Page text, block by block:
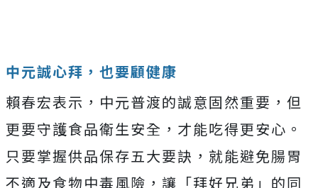
中元誠心拜，也要顧健康
賴春宏表示，中元普渡的誠意固然重要，但
更要守護食品衛生安全，才能吃得更安心。
只要掌握供品保存五大要訣，就能避免腸胃
不適及食物中毒風險，讓「拜好兄弟」的同